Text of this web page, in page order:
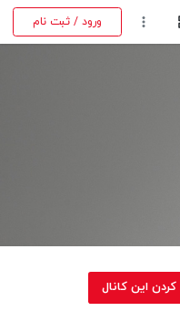
ورود / ثبت نام
کردن این کانال